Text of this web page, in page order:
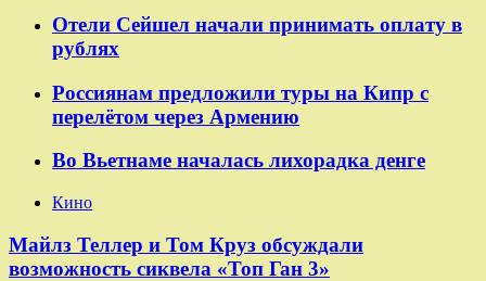
Отели Сейшел начали принимать оплату в
рублях
Россиянам предложили туры на Кипр с
перелётом через Армению
Во Вьетнаме началась лихорадка денге
Кино
Майлз Теллер и Том Круз обсуждали
возможность сиквела «Топ Ган 3»